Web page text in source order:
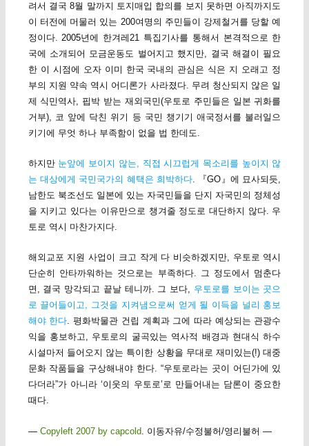
려서 결국 8월 말까지 토지매입 합의를 보지 못하면 아직까지도
이 터전에 머물러 있는 200여명의 주민들이 강제철거를 당할 예
정이다. 2005년에 한겨레21 특집기사를 통해서 본격적으로 한
국에 소개되어 모금운동도 벌어지고 했지만, 결국 해결이 필요
한 이 시점에 오자 이미 한국 국내의 관심은 식은 지 오래고 정
부의 지원 약속 역시 어디론가 사라졌다. 무려 청산되지 않은 일
제 식민역사, 핍박 받는 재외국민(우토로 주민들은 일본 귀화를
거부), 코 앞에 닥친 위기 등 국민 챙기기 애국정서를 불러일으
키기에 무엇 하나 부족함이 없을 법 한데도.
하지만 눈앞에 보이지 않는, 직접 시끄럽게 목소리를 높이지 않
는 대상에게 국민국가의 혜택은 희박하다. 『GO』에 묘사되듯,
남한도 북조선도 일본에 있는 자국민들을 단지 자국민의 정체성
을 지키고 있다는 이유만으로 챙겨줄 정도로 대단하지 않다. 우
토로 역시 마찬가지다.
해외교포 지원 사업이 크고 작게 다 비슷하겠지만, 우토로 역시
단순히 안타까워하는 것으로는 부족하다. 그 정도에서 멈춘다
면, 결국 망각되고 끝날 테니까. 그 보다, 우토로를 보이는 곳으
로 끌어들이고, 그것을 지켜냄으로써 얻게 될 이득을 널리 홍보
해야 한다. 평화박물관 건립 계획과 그에 따라 예상되는 관광수
익을 홍보하고, 우토로의 굴곡있는 역사적 배경과 현대식 하수
시설마저 들어오지 않는 특이한 상황을 무대로 재미있는(!) 대중
문화 작품들을 구상해내야 한다. “우토로라는 곳이 어딘가에 있
다더라”가 아니라 ‘이웃의 우토로’로 만들어내는 담론이 중요한
때다.
— Copyleft 2007 by capcold. 이동자유/수정불허/영리불허 —